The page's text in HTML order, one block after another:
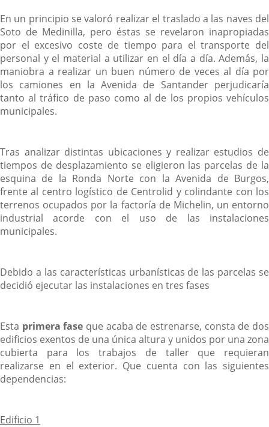
En un principio se valoró realizar el traslado a las naves del
Soto de Medinilla, pero éstas se revelaron inapropiadas
por el excesivo coste de tiempo para el transporte del
personal y el material a utilizar en el día a día. Además, la
maniobra a realizar un buen número de veces al día por
los camiones en la Avenida de Santander perjudicaría
tanto al tráfico de paso como al de los propios vehículos
municipales.
Tras analizar distintas ubicaciones y realizar estudios de
tiempos de desplazamiento se eligieron las parcelas de la
esquina de la Ronda Norte con la Avenida de Burgos,
frente al centro logístico de Centrolid y colindante con los
terrenos ocupados por la factoría de Michelin, un entorno
industrial acorde con el uso de las instalaciones
municipales.
Debido a las características urbanísticas de las parcelas se
decidió ejecutar las instalaciones en tres fases
Esta primera fase que acaba de estrenarse, consta de dos
edificios exentos de una única altura y unidos por una zona
cubierta para los trabajos de taller que requieran
realizarse en el exterior. Que cuenta con las siguientes
dependencias:
Edificio 1